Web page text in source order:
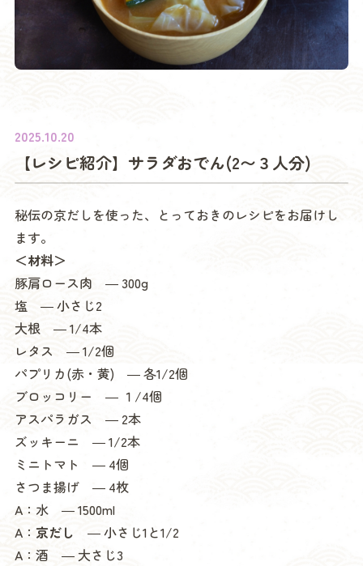
2025.10.20
【レシピ紹介】サラダおでん(2〜３人分)
秘伝の京だしを使った、とっておきのレシピをお届けし
ます。
＜材料＞
豚肩ロース肉 ― 300g
塩 ― 小さじ2
大根 ― 1/4本
レタス ― 1/2個
パプリカ(赤・黄) ― 各1/2個
ブロッコリー ― １/4個
アスパラガス ― 2本
ズッキーニ ― 1/2本
ミニトマト ― 4個
さつま揚げ ― 4枚
A：水 ― 1500ml
A： 京だし ― 小さじ1と1/2
A：酒 ― 大さじ3